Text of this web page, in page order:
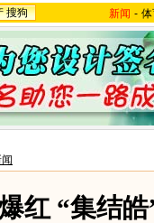
搜狗 新闻 -
红 “集结